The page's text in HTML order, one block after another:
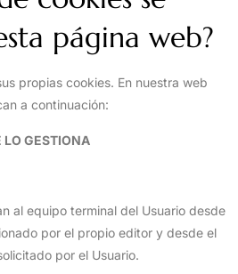
página web?
propias cookies. En nuestra web
a continuación:
LO GESTIONA
al equipo terminal del Usuario desde
por el propio editor y desde el
por el Usuario.